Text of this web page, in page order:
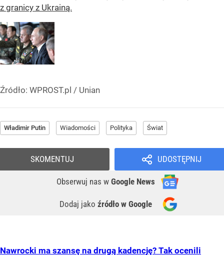
z granicy z Ukrainą.
Źródło: WPROST.pl / Unian
Władimir Putin Wiadomości Polityka Świat
UDOSTĘPNIJ
Obserwuj nas w Google News
Dodaj jako źródło w Google
SKOMENTUJ
Nawrocki ma szansę na drugą kadencję? Tak ocenili